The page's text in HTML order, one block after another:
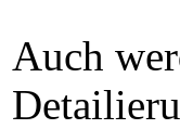
Auch